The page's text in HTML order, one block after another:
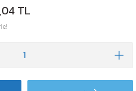
TL